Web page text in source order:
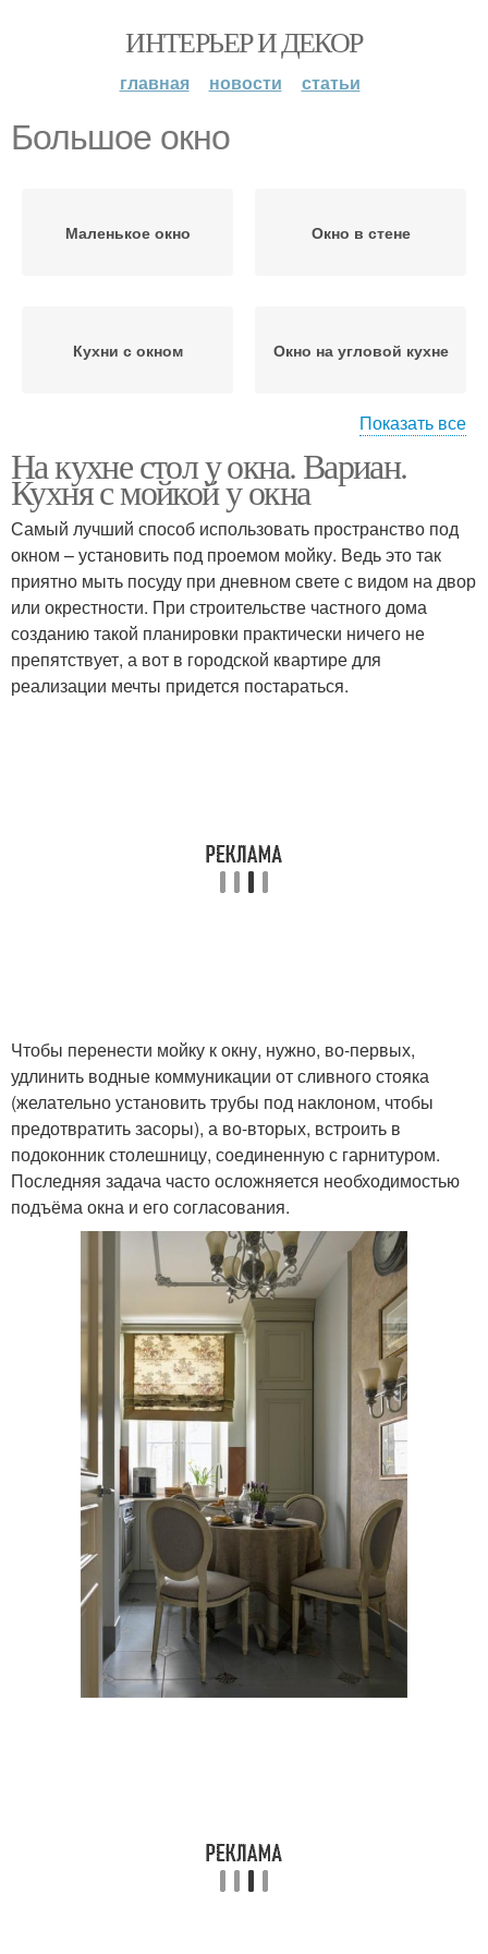
ИНТЕРЬЕР И ДЕКОР
главная новости статьи
Большое окно
Маленькое окно Окно в стене
Кухни с окном Окно на угловой кухне
Окно в кухне Кухня с окном
Показать все
На кухне стол у окна. Вариан.
Кухня с мойкой у окна
Самый лучший способ использовать пространство под
окном – установить под проемом мойку. Ведь это так
приятно мыть посуду при дневном свете с видом на двор
или окрестности. При строительстве частного дома
созданию такой планировки практически ничего не
препятствует, а вот в городской квартире для
реализации мечты придется постараться.
Чтобы перенести мойку к окну, нужно, во-первых,
удлинить водные коммуникации от сливного стояка
(желательно установить трубы под наклоном, чтобы
предотвратить засоры), а во-вторых, встроить в
подоконник столешницу, соединенную с гарнитуром.
Последняя задача часто осложняется необходимостью
подъёма окна и его согласования.